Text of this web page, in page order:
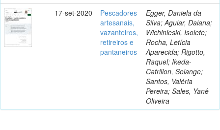
17-set-2020
Pescadores
artesanais,
vazanteiros,
retireiros e
pantaneiros
Egger, Daniela da
Silva; Aguiar, Daiana;
Wichinieski, Isolete;
Rocha, Letícia
Aparecida; Rigotto,
Raquel; Ikeda-
Catrillon, Solange;
Santos, Valéria
Pereira; Sales, Yanê
Oliveira